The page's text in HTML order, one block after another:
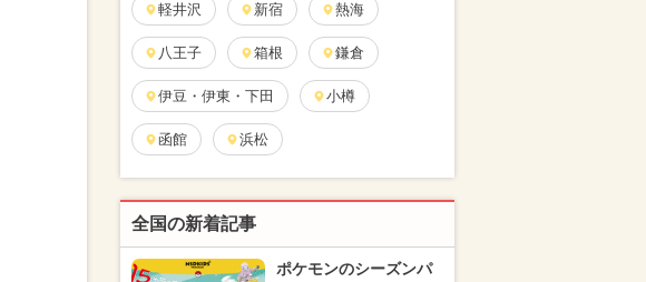
軽井沢 新宿 熱海
八王子 箱根 鎌倉
伊豆・伊東・下田 小樽
函館 浜松
全国の新着記事
ポケモンのシーズンパ